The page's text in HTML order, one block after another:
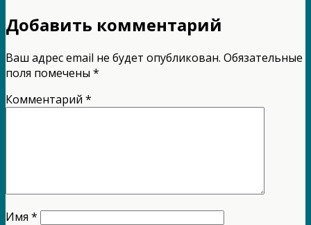
Добавить комментарий
Ваш адрес email не будет опубликован. Обязательные
поля помечены *
Комментарий *
Имя *